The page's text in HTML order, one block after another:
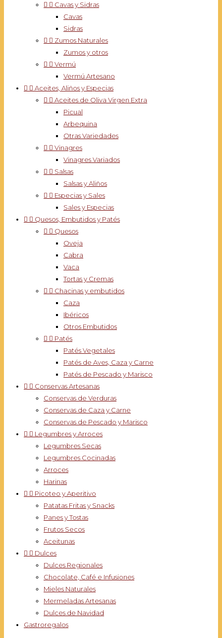
  Cavas y Sidras
Cavas
Sidras
  Zumos Naturales
Zumos y otros
  Vermú
Vermú Artesano
  Aceites, Aliños y Especias
  Aceites de Oliva Virgen Extra
Picual
Arbequina
Otras Variedades
  Vinagres
Vinagres Variados
  Salsas
Salsas y Aliños
  Especias y Sales
Sales y Especias
  Quesos, Embutidos y Patés
  Quesos
Oveja
Cabra
Vaca
Tortas y Cremas
  Chacinas y embutidos
Caza
Ibéricos
Otros Embutidos
  Patés
Patés Vegetales
Patés de Aves, Caza y Carne
Patés de Pescado y Marisco
  Conservas Artesanas
Conservas de Verduras
Conservas de Caza y Carne
Conservas de Pescado y Marisco
  Legumbres y Arroces
Legumbres Secas
Legumbres Cocinadas
Arroces
Harinas
  Picoteo y Aperitivo
Patatas Fritas y Snacks
Panes y Tostas
Frutos Secos
Aceitunas
  Dulces
Dulces Regionales
Chocolate, Café e Infusiones
Mieles Naturales
Mermeladas Artesanas
Dulces de Navidad
Gastroregalos